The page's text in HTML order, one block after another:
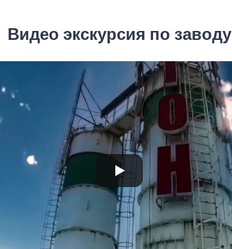
Видео экскурсия по заводу